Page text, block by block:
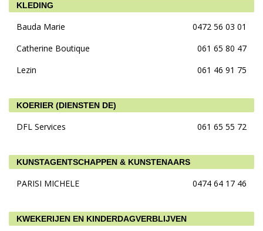
KLEDING
Bauda Marie
0472 56 03 01
Catherine Boutique
061 65 80 47
Lezin
061 46 91 75
KOERIER (DIENSTEN DE)
DFL Services 061 65 55 72
KUNSTAGENTSCHAPPEN & KUNSTENAARS
PARISI MICHELE 0474 64 17 46
KWEKERIJEN EN KINDERDAGVERBLIJVEN